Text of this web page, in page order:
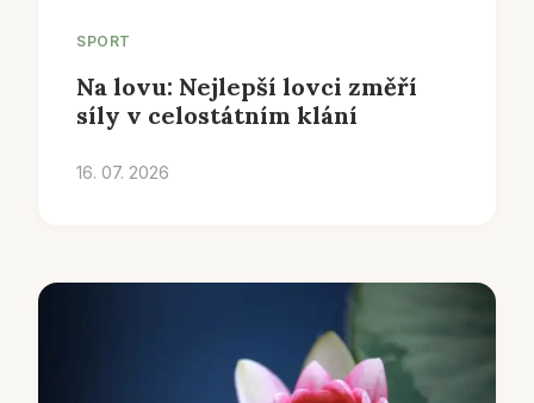
SPORT
Na lovu: Nejlepší lovci změří
síly v celostátním klání
16. 07. 2026